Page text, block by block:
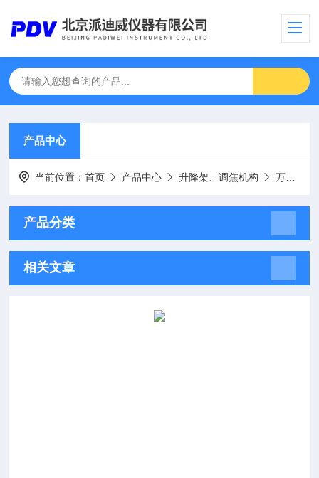
产品中心
当前位置：首页 产品中心 升降架、调焦机构 万向节、调节机构
产品分类
相关文章